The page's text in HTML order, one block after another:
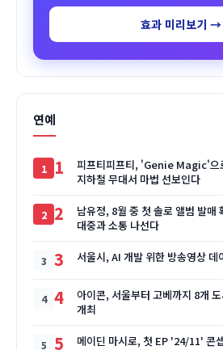
효과 미리보기 →
연예
1
피프티피프티, 'Genie Magic'
지하철 무대서 마법 선보인다
2
남유정, 8월 중 첫 솔로 앨범 발
대중과 소통 나선다
3 서울시, AI 개발 위한 방송영상
4
아이콘, 서울부터 고베까지 8개
개최
5
메이딘 마시로, 첫 EP '24/11' 콘